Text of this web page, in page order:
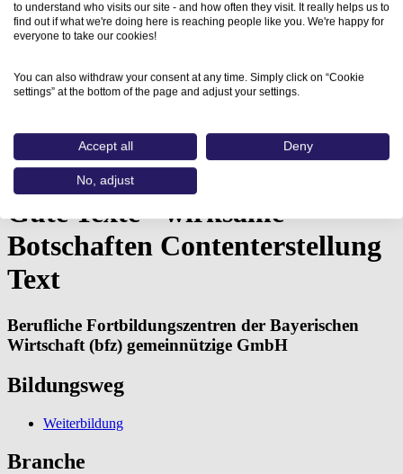
Home
Aus- und Weiterbildungen
Gute Texte - wirksame…
Gute Texte - wirksame
Botschaften Contenterstellung
Text
Berufliche Fortbildungszentren der Bayerischen
Wirtschaft (bfz) gemeinnützige GmbH
Bildungsweg
Weiterbildung
Branche
to understand who visits our site - and how often they visit. It really helps us to
find out if what we're doing here is reaching people like you. We're happy for
everyone to take our cookies!
You can also withdraw your consent at any time. Simply click on “Cookie
settings” at the bottom of the page and adjust your settings.
Accept all Deny
No, adjust